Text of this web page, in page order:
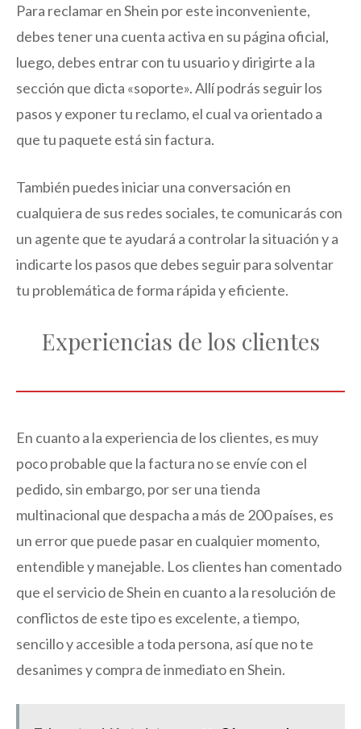
Para reclamar en Shein por este inconveniente,
debes tener una cuenta activa en su página oficial,
luego, debes entrar con tu usuario y dirigirte a la
sección que dicta «soporte». Allí podrás seguir los
pasos y exponer tu reclamo, el cual va orientado a
que tu paquete está sin factura.
También puedes iniciar una conversación en
cualquiera de sus redes sociales, te comunicarás con
un agente que te ayudará a controlar la situación y a
indicarte los pasos que debes seguir para solventar
tu problemática de forma rápida y eficiente.
Experiencias de los clientes
En cuanto a la experiencia de los clientes, es muy
poco probable que la factura no se envíe con el
pedido, sin embargo, por ser una tienda
multinacional que despacha a más de 200 países, es
un error que puede pasar en cualquier momento,
entendible y manejable. Los clientes han comentado
que el servicio de Shein en cuanto a la resolución de
conflictos de este tipo es excelente, a tiempo,
sencillo y accesible a toda persona, así que no te
desanimes y compra de inmediato en Shein.